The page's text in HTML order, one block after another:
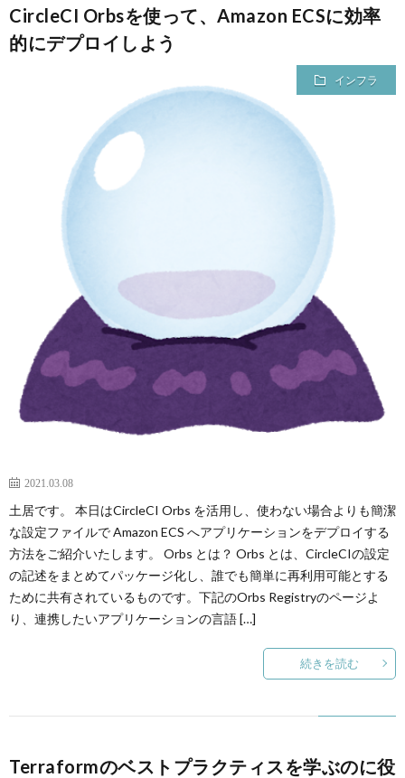
CircleCI Orbsを使って、Amazon ECSに効率
的にデプロイしよう
インフラ
2021.03.08
土居です。 本日はCircleCI Orbs を活用し、使わない場合よりも簡潔
な設定ファイルで Amazon ECS へアプリケーションをデプロイする
方法をご紹介いたします。 Orbs とは？ Orbs とは、CircleCIの設定
の記述をまとめてパッケージ化し、誰でも簡単に再利用可能とする
ために共有されているものです。下記のOrbs Registryのページよ
り、連携したいアプリケーションの言語 […]
続きを読む
Terraformのベストプラクティスを学ぶのに役